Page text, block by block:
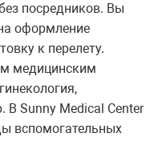
посредников. Вы
оформление
к перелету.
медицинским
В Sunny Medical Center
вспомогательных